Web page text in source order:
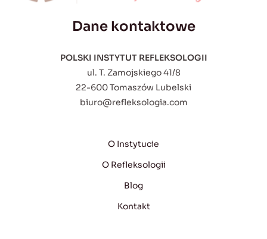
Dane kontaktowe
POLSKI INSTYTUT REFLEKSOLOGII
ul. T. Zamojskiego 41/8
22-600 Tomaszów Lubelski
biuro@refleksologia.com
O Instytucie
O Refleksologii
Blog
Kontakt